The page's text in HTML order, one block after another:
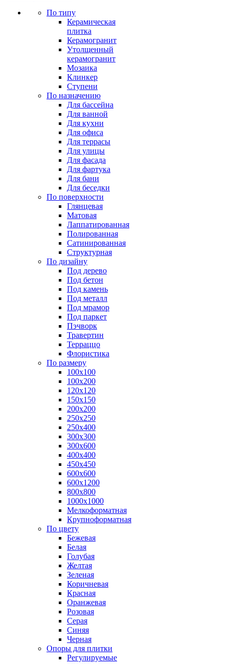
По типу
Керамическая
плитка
Керамогранит
Утолщенный
керамогранит
Мозаика
Клинкер
Ступени
По назначению
Для бассейна
Для ванной
Для кухни
Для офиса
Для террасы
Для улицы
Для фасада
Для фартука
Для бани
Для беседки
По поверхности
Глянцевая
Матовая
Лаппатированная
Полированная
Сатинированная
Структурная
По дизайну
Под дерево
Под бетон
Под камень
Под металл
Под мрамор
Под паркет
Пэчворк
Травертин
Терраццо
Флористика
По размеру
100х100
100х200
120х120
150х150
200х200
250х250
250х400
300х300
300х600
400х400
450х450
600х600
600х1200
800х800
1000х1000
Мелкоформатная
Крупноформатная
По цвету
Бежевая
Белая
Голубая
Желтая
Зеленая
Коричневая
Красная
Оранжевая
Розовая
Серая
Синяя
Черная
Опоры для плитки
Регулируемые